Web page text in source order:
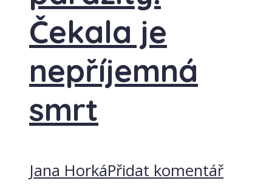
Čekala je
nepříjemná
smrt
Jana HorkáPřidat komentář